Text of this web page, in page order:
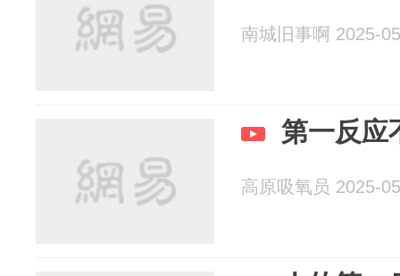
南城旧事啊 2025-
第一反应
高原吸氧员 2025-